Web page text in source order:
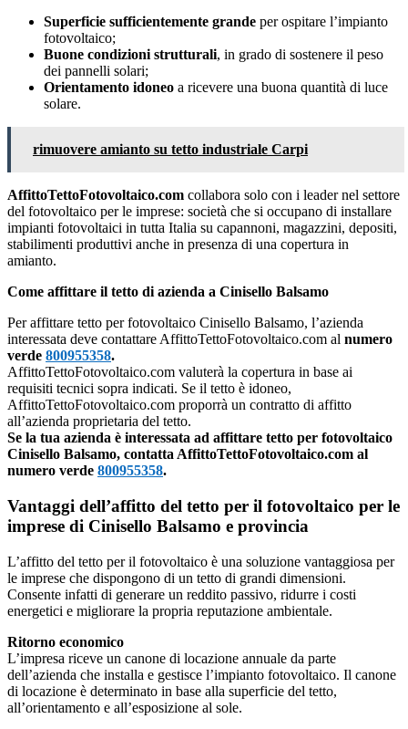
Superficie sufficientemente grande per ospitare l’impianto
fotovoltaico;
Buone condizioni strutturali, in grado di sostenere il peso
dei pannelli solari;
Orientamento idoneo a ricevere una buona quantità di luce
solare.
rimuovere amianto su tetto industriale Carpi
AffittoTettoFotovoltaico.com collabora solo con i leader nel settore
del fotovoltaico per le imprese: società che si occupano di installare
impianti fotovoltaici in tutta Italia su capannoni, magazzini, depositi,
stabilimenti produttivi anche in presenza di una copertura in
amianto.
Come affittare il tetto di azienda a Cinisello Balsamo
Per affittare tetto per fotovoltaico Cinisello Balsamo, l’azienda
interessata deve contattare AffittoTettoFotovoltaico.com al numero
verde 800955358.
AffittoTettoFotovoltaico.com valuterà la copertura in base ai
requisiti tecnici sopra indicati. Se il tetto è idoneo,
AffittoTettoFotovoltaico.com proporrà un contratto di affitto
all’azienda proprietaria del tetto.
Se la tua azienda è interessata ad affittare tetto per fotovoltaico
Cinisello Balsamo, contatta AffittoTettoFotovoltaico.com al
numero verde 800955358.
Vantaggi dell’affitto del tetto per il fotovoltaico per le
imprese di Cinisello Balsamo e provincia
L’affitto del tetto per il fotovoltaico è una soluzione vantaggiosa per
le imprese che dispongono di un tetto di grandi dimensioni.
Consente infatti di generare un reddito passivo, ridurre i costi
energetici e migliorare la propria reputazione ambientale.
Ritorno economico
L’impresa riceve un canone di locazione annuale da parte
dell’azienda che installa e gestisce l’impianto fotovoltaico. Il canone
di locazione è determinato in base alla superficie del tetto,
all’orientamento e all’esposizione al sole.